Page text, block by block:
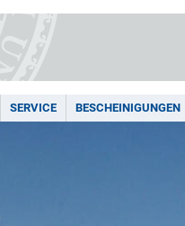
SERVICE BESCHEINIGUNGEN